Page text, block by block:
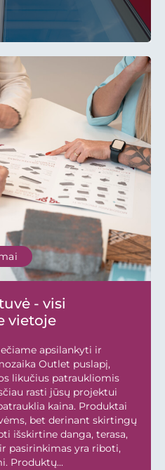
- visi
vietoje
apsilankyti ir
Outlet puslapį,
likučius patraukliomis
rasti jūsų projektui
kaina. Produktai
bet derinant skirtingų
išskirtine danga, terasa,
pasirinkimas yra riboti,
Produktų...